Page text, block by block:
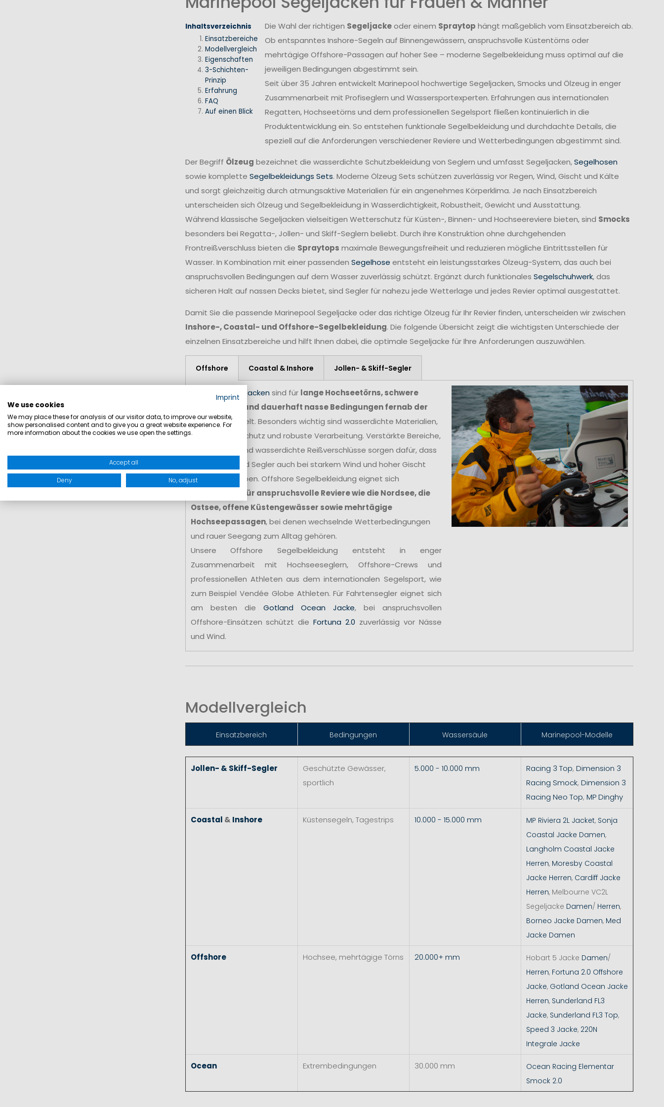
Inhaltsverzeichnis
Einsatzbereiche
Modellvergleich
Eigenschaften
3-Schichten-
Prinzip
Erfahrung
FAQ
Auf einen Blick
Die Wahl der richtigen Segeljackeoder einem Spraytop hängt maßgeblich vom Einsatzbereich ab.
Ob entspanntes Inshore-Segeln auf Binnengewässern, anspruchsvolle Küstentörns oder
mehrtägige Offshore-Passagen auf hoher See – moderne Segelbekleidung muss optimal auf die
jeweiligen Bedingungen abgestimmt sein.
Seit über 35 Jahren entwickelt Marinepool hochwertige Segeljacken, Smocks und Ölzeug in enger
Zusammenarbeit mit Profiseglern und Wassersportexperten. Erfahrungen aus internationalen
Regatten, Hochseetörns und dem professionellen Segelsport fließen kontinuierlich in die
Produktentwicklung ein. So entstehen funktionale Segelbekleidung und durchdachte Details, die
speziell auf die Anforderungen verschiedener Reviere und Wetterbedingungen abgestimmt sind.
Der Begriff Ölzeug bezeichnet die wasserdichte Schutzbekleidung von Seglern und umfasst Segeljacken,Segelhosen
sowie komplette Segelbekleidungs Sets. Moderne Ölzeug Sets schützen zuverlässig vor Regen, Wind, Gischt und Kälte
und sorgt gleichzeitig durch atmungsaktive Materialien für ein angenehmes Körperklima. Je nach Einsatzbereich
unterscheiden sich Ölzeug und Segelbekleidung in Wasserdichtigkeit, Robustheit, Gewicht und Ausstattung.
Während klassische Segeljacken vielseitigen Wetterschutz für Küsten-, Binnen- und Hochseereviere bieten, sind Smocks
besonders bei Regatta-, Jollen- und Skiff-Seglern beliebt. Durch ihre Konstruktion ohne durchgehenden
Frontreißverschluss bieten die Spraytops maximale Bewegungsfreiheit und reduzieren mögliche Eintrittsstellen für
Wasser. In Kombination mit einer passenden Segelhose entsteht ein leistungsstarkes Ölzeug-System, das auch bei
anspruchsvollen Bedingungen auf dem Wasser zuverlässig schützt. Ergänzt durch funktionales Segelschuhwerk, das
sicheren Halt auf nassen Decks bietet, sind Segler für nahezu jede Wetterlage und jedes Revier optimal ausgestattet.
Damit Sie die passende Marinepool Segeljacke oder das richtige Ölzeug für Ihr Revier finden, unterscheiden wir zwischen
Inshore-, Coastal- und Offshore-Segelbekleidung. Die folgende Übersicht zeigt die wichtigsten Unterschiede der
einzelnen Einsatzbereiche und hilft Ihnen dabei, die optimale Segeljacke für Ihre Anforderungen auszuwählen.
Offshore Coastal & Inshore Jollen- & Skiff-Segler
Offshore Segeljacken sind für lange Hochseetörns, schwere
Wetterlagen und dauerhaft nasse Bedingungen fernab der
Küsteentwickelt. Besonders wichtig sind wasserdichte Materialien,
hoher Wetterschutz und robuste Verarbeitung. Verstärkte Bereiche,
hohe Kragen und wasserdichte Reißverschlüsse sorgen dafür, dass
Seglerinnen und Segler auch bei starkem Wind und hoher Gischt
geschützt bleiben. Offshore Segelbekleidung eignet sich
für anspruchsvolle Reviere wie die Nordsee, die
Ostsee, offene Küstengewässer sowie mehrtägige
Hochseepassagen, bei denen wechselnde Wetterbedingungen
und rauer Seegang zum Alltag gehören.
Unsere Offshore Segelbekleidung entsteht in enger
Zusammenarbeit mit Hochseeseglern, Offshore-Crews und
professionellen Athleten aus dem internationalen Segelsport, wie
zum Beispiel Vendée Globe Athleten. Für Fahrtensegler eignet sich
am besten die Gotland Ocean Jacke, bei anspruchsvollen
Offshore-Einsätzen schützt dieFortuna 2.0 zuverlässig vor Nässe
und Wind.
Modellvergleich
Einsatzbereich Bedingungen Wassersäule Marinepool-Modelle
Jollen- & Skiff-Segler
Geschützte Gewässer,
sportlich
5.000 - 10.000 mm Racing 3 Top, Dimension 3
Racing Smock, Dimension 3
Racing Neo Top, MP Dinghy
Coastal & Inshore Küstensegeln, Tagestrips 10.000 - 15.000 mm MP Riviera 2L Jacket, Sonja
Coastal Jacke Damen,
Langholm Coastal Jacke
Herren, Moresby Coastal
Jacke Herren, Cardiff Jacke
Herren, Melbourne VC2L
Segeljacke Damen/ Herren,
Borneo Jacke Damen, Med
Jacke Damen
Offshore Hochsee, mehrtägige Törns 20.000+ mm Hobart 5 Jacke Damen/
Herren, Fortuna 2.0 Offshore
Jacke, Gotland Ocean Jacke
Herren, Sunderland FL3
Jacke, Sunderland FL3 Top,
Speed 3 Jacke, 220N
Integrale Jacke
Ocean Extrembedingungen 30.000 mm
Ocean Racing Elementar
Smock 2.0
Imprint
We use cookies
We may place these for analysis of our visitor data, to improve our website,
show personalised content and to give you a great website experience. For
more information about the cookies we use open the settings.
Accept all
Deny No, adjust